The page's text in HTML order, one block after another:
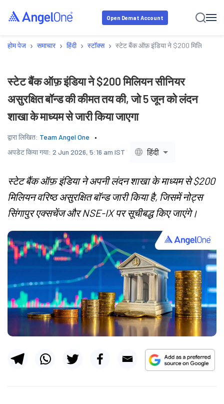
Open Demat Account
होम पेज › समाचार › हिंदी › स्टॉक्स › स्टेट बैंक ऑफ़ इंडिया ने $200 मिलियन
स्टेट बैंक ऑफ़ इंडिया ने $200 मिलियन सीनियर
असुरक्षित बॉन्ड की कीमत तय की, जो 5 जून को लंदन
शाखा के माध्यम से जारी किया जाएगा
द्वारा लिखित: Team Angel One
अपडेट किया गया: 2 Jun 2026, 5:16 am IST हिंदी
स्टेट बैंक ऑफ़ इंडिया ने अपनी लंदन शाखा के माध्यम से $200
मिलियन वरिष्ठ असुरक्षित बॉन्ड जारी किया है, जिसमें नोट्स
सिंगापुर एक्सचेंज और NSE-IX पर सूचीबद्ध किए जाएंगे।